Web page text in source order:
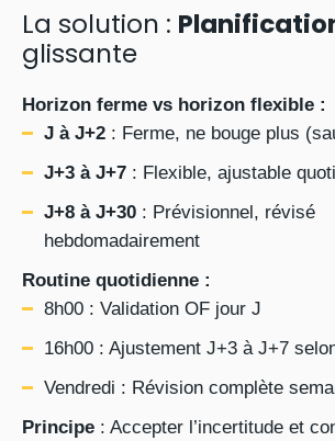
La solution :
glissante
Horizon ferme vs horizon flexible :
J à J+2 : Ferme, ne bouge plus
J+3 à J+7 : Flexible, ajustable
J+8 à J+30 : Prévisionnel, révisé
hebdomadairement
Routine quotidienne :
8h00 : Validation OF jour J
16h00 : Ajustement J+3 à J+7
Vendredi : Révision complète
Principe : Accepter l’incertitude et